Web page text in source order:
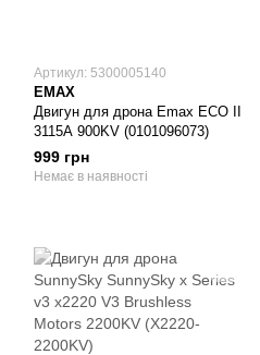
Артикул: 5300005140
EMAX
Двигун для дрона Emax ECO II
3115А 900KV (0101096073)
999 грн
Немає в наявності